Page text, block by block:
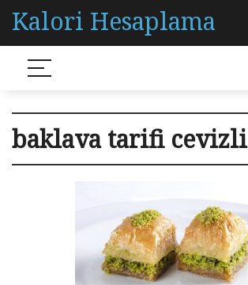
Kalori Hesaplama
baklava tarifi cevizli